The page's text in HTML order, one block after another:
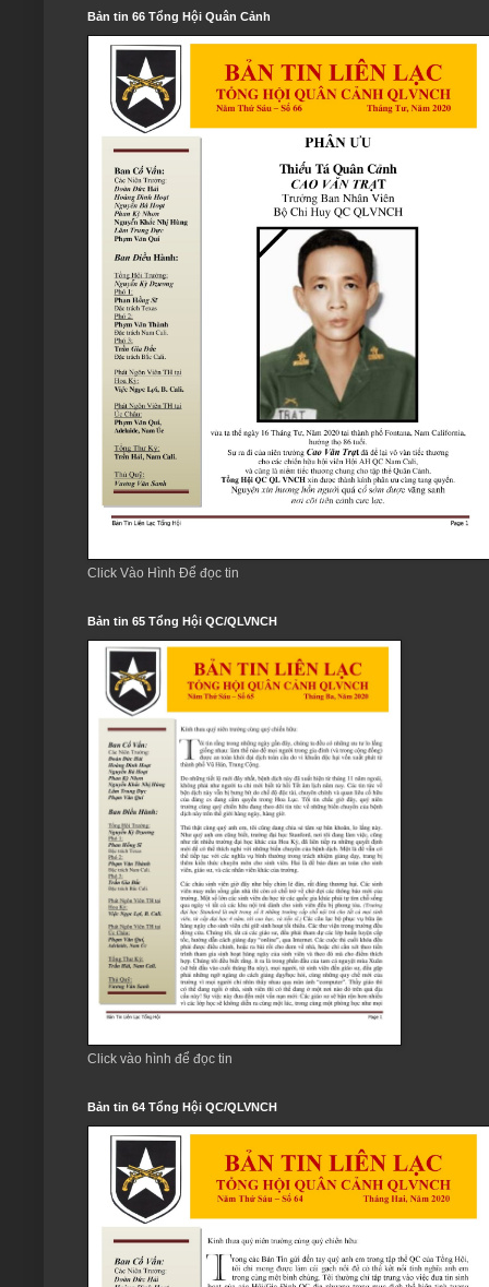
Bản tin 66 Tổng Hội Quân Cảnh
Click Vào Hình Để đọc tin
Bản tin 65 Tổng Hội QC/QLVNCH
Click vào hình để đọc tin
Bản tin 64 Tổng Hội QC/QLVNCH